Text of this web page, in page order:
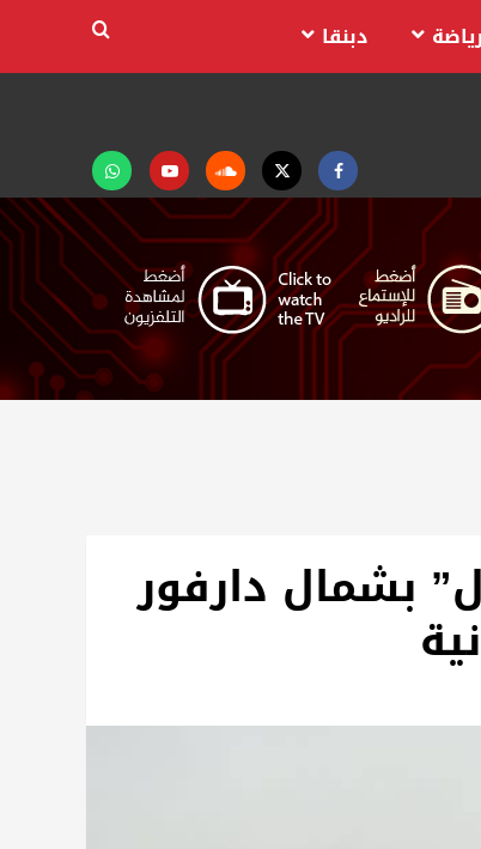
Facebook
Twitter
Soundcloud
Youtubeتابعنا
على
واتساب
دبنقا
بشمال دارفور